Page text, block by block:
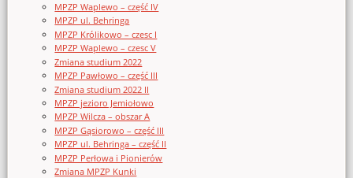
MPZP Waplewo – część IV
MPZP ul. Behringa
MPZP Królikowo – czesc I
MPZP Waplewo – czesc V
Zmiana studium 2022
MPZP Pawłowo – część III
Zmiana studium 2022 II
MPZP jezioro Jemiołowo
MPZP Wilcza – obszar A
MPZP Gąsiorowo – część III
MPZP ul. Behringa – część II
MPZP Perłowa i Pionierów
Zmiana MPZP Kunki